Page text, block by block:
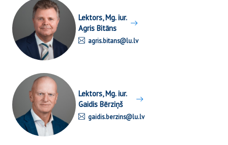
Lektors, Mg. iur.
Agris Bitāns
agris.bitans@lu.lv
Lektors, Mg. iur.
Gaidis Bērziņš
gaidis.berzins@lu.lv